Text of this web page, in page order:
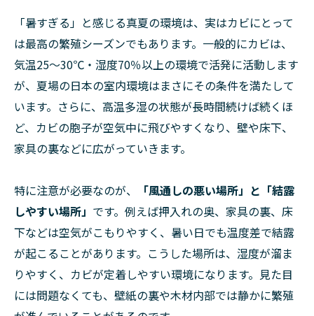
「暑すぎる」と感じる真夏の環境は、実はカビにとって
は最高の繁殖シーズンでもあります。一般的にカビは、
気温25～30℃・湿度70％以上の環境で活発に活動します
が、夏場の日本の室内環境はまさにその条件を満たして
います。さらに、高温多湿の状態が長時間続けば続くほ
ど、カビの胞子が空気中に飛びやすくなり、壁や床下、
家具の裏などに広がっていきます。
特に注意が必要なのが、
「風通しの悪い場所」と「結露
しやすい場所」 です。例えば押入れの奥、家具の裏、床
下などは空気がこもりやすく、暑い日でも温度差で結露
が起こることがあります。こうした場所は、湿度が溜ま
りやすく、カビが定着しやすい環境になります。見た目
には問題なくても、壁紙の裏や木材内部では静かに繁殖